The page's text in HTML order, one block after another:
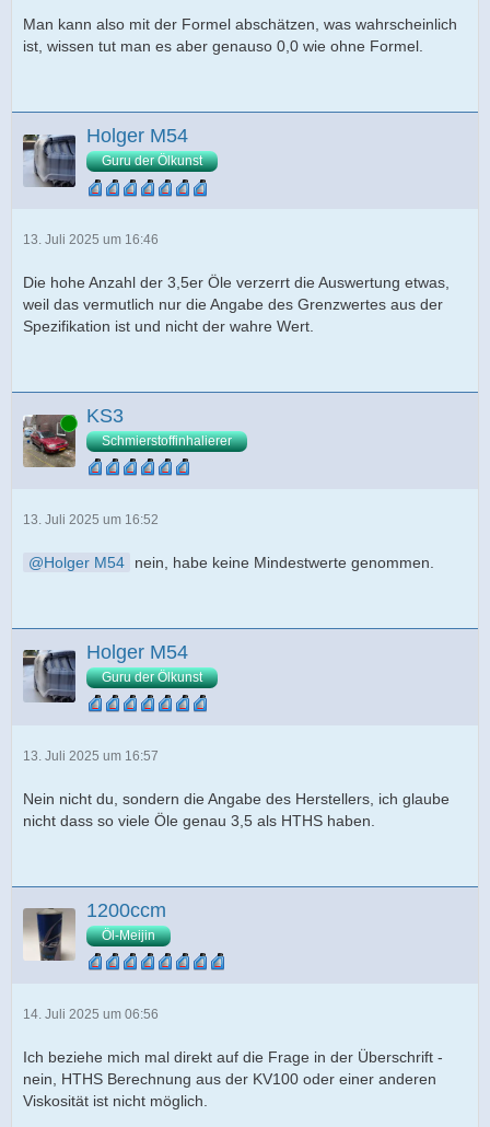
Man kann also mit der Formel abschätzen, was wahrscheinlich
ist, wissen tut man es aber genauso 0,0 wie ohne Formel.
Holger M54
Guru der Ölkunst
13. Juli 2025 um 16:46
Die hohe Anzahl der 3,5er Öle verzerrt die Auswertung etwas,
weil das vermutlich nur die Angabe des Grenzwertes aus der
Spezifikation ist und nicht der wahre Wert.
Online KS3
Schmierstoffinhalierer
13. Juli 2025 um 16:52
Holger M54 nein, habe keine Mindestwerte genommen.
Holger M54
Guru der Ölkunst
13. Juli 2025 um 16:57
Nein nicht du, sondern die Angabe des Herstellers, ich glaube
nicht dass so viele Öle genau 3,5 als HTHS haben.
1200ccm
Öl-Meijin
14. Juli 2025 um 06:56
Ich beziehe mich mal direkt auf die Frage in der Überschrift -
nein, HTHS Berechnung aus der KV100 oder einer anderen
Viskosität ist nicht möglich.